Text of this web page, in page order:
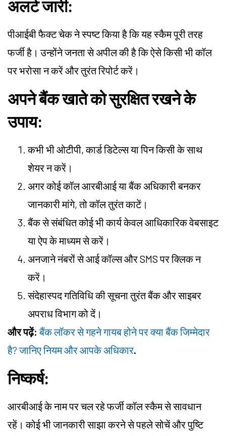
अलर्ट जारी:
पीआईबी फैक्ट चेक ने स्पष्ट किया है कि यह स्कैम पूरी तरह
फर्जी है। उन्होंने जनता से अपील की है कि ऐसे किसी भी कॉल
पर भरोसा न करें और तुरंत रिपोर्ट करें।
अपने बैंक खाते को सुरक्षित रखने के
उपाय:
कभी भी ओटीपी, कार्ड डिटेल्स या पिन किसी के साथ
शेयर न करें।
अगर कोई कॉल आरबीआई या बैंक अधिकारी बनकर
जानकारी मांगे, तो कॉल तुरंत काटें।
बैंक से संबंधित कोई भी कार्य केवल आधिकारिक वेबसाइट
या ऐप के माध्यम से करें।
अनजाने नंबरों से आई कॉल्स और SMS पर क्लिक न
करें।
संदेहास्पद गतिविधि की सूचना तुरंत बैंक और साइबर
अपराध विभाग को दें।
और पढ़ें:बैंक लॉकर से गहने गायब होने पर क्या बैंक जिम्मेदार
है? जानिए नियम और आपके अधिकार.
निष्कर्ष:
आरबीआई के नाम पर चल रहे फर्जी कॉल स्कैम से सावधान
रहें। कोई भी जानकारी साझा करने से पहले सोचें और पुष्टि